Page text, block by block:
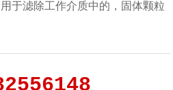
于滤除工作介质中的，固体颗粒